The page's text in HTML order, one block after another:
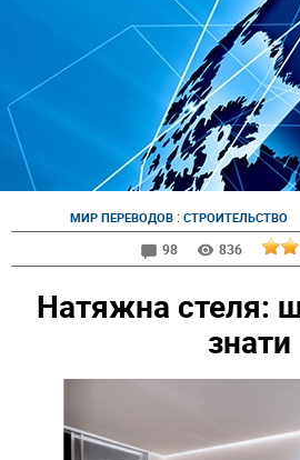
МИР ПЕРЕВОДОВ: СТРОИТЕЛЬСТВО
98
836
Натяжна стеля:
знати